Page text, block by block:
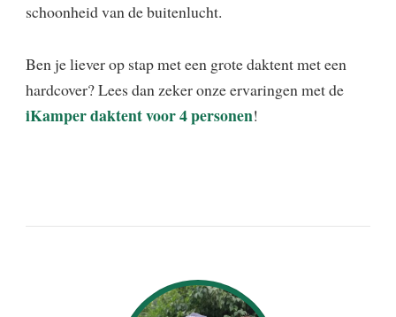
schoonheid van de buitenlucht.
Ben je liever op stap met een grote daktent met een
hardcover? Lees dan zeker onze ervaringen met de
iKamper daktent voor 4 personen!